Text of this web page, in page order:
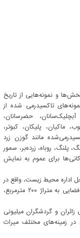
و نمونه‌هایی از تاریخ
تاکسیدرمی‌ شده از
حضرسانان،
ماکیان، پلیکان، کبوتر،
مانند گوزن زرد
پلنگ، روباه، زرده‌بر، سمور
برای عموم به نمایش
اداره محیط زیست، واقع در
بلوار وکیل آباد مشهد، نرسیده به خیابان صدف و در فضایی به متراژ ۲۰۰ مترمربع،
و گردشگران میلیونی
زمینه‌های مختلف میراث